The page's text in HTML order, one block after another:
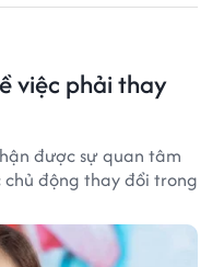
việc phải thay
được sự quan tâm
chủ động thay đổi trong